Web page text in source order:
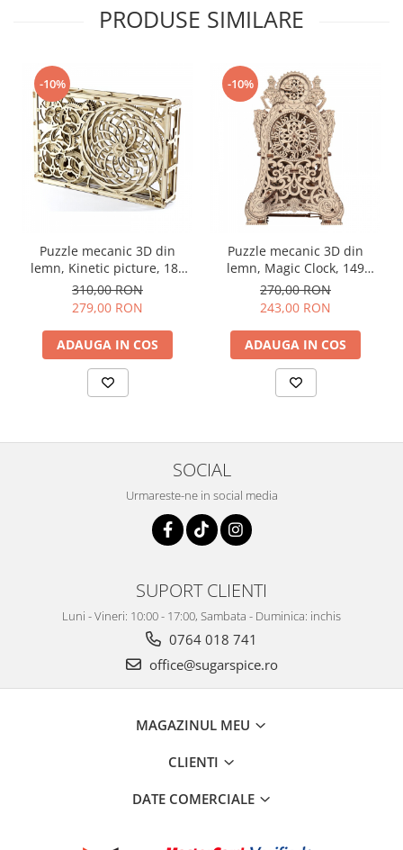
PRODUSE SIMILARE
-10%
Puzzle mecanic 3D din
lemn, Kinetic picture, 185
piese
310,00 RON
279,00 RON
ADAUGA IN COS
-10%
Puzzle mecanic 3D din
lemn, Magic Clock, 149
piese
270,00 RON
243,00 RON
ADAUGA IN COS
SOCIAL
Urmareste-ne in social media
SUPORT CLIENTI
Luni - Vineri: 10:00 - 17:00, Sambata - Duminica: inchis
0764 018 741
office@sugarspice.ro
MAGAZINUL MEU
CLIENTI
DATE COMERCIALE